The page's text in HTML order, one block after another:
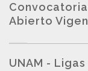
Abierto
UNAM -